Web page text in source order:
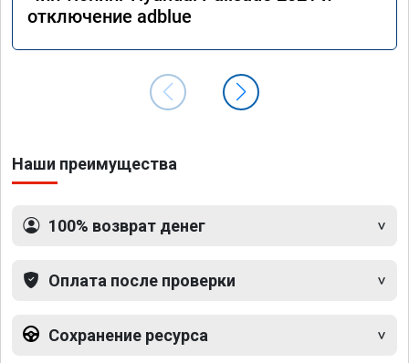
отключение adblue
Наши преимущества
100% возврат денег
Оплата после проверки
Сохранение ресурса